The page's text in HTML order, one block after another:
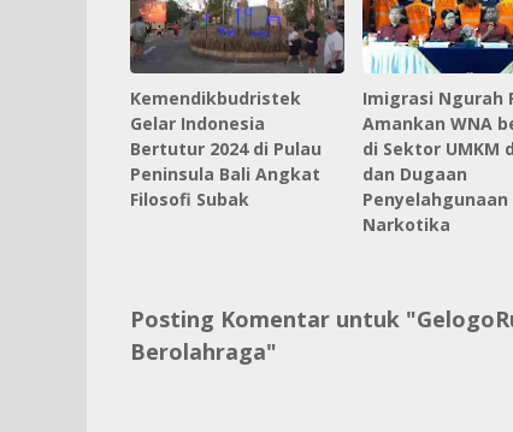
Kemendikbudristek
Gelar Indonesia
Bertutur 2024 di Pulau
Peninsula Bali Angkat
Filosofi Subak
Imigrasi Ngurah
Amankan WNA
di Sektor UMKM
dan Dugaan
Penyelahgunaan
Narkotika
Posting Komentar untuk
Berolahraga"